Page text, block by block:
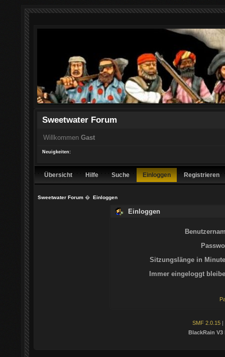
Sweetwater Forum
Willkommen Gast
Neuigkeiten:
Übersicht Hilfe Suche Einloggen Registrieren
Sweetwater Forum � Einloggen
Einloggen
Sitzungslänge in
Immer eingeloggt
SMF 2.0.15
BlackRain V3